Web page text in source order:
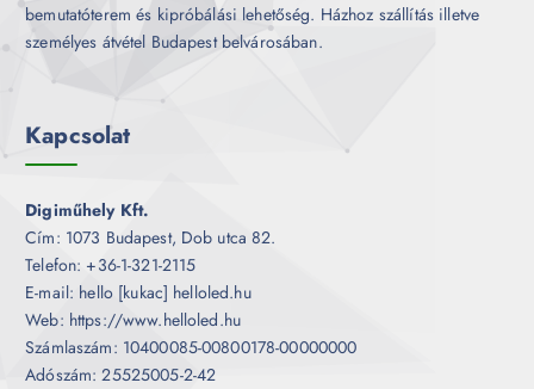
bemutatóterem és kipróbálási lehetőség. Házhoz szállítás illetve
személyes átvétel Budapest belvárosában.
Kapcsolat
Digiműhely Kft.
Cím: 1073 Budapest, Dob utca 82.
Telefon: +36-1-321-2115
E-mail: hello [kukac] helloled.hu
Web: https://www.helloled.hu
Számlaszám: 10400085-00800178-00000000
Adószám: 25525005-2-42